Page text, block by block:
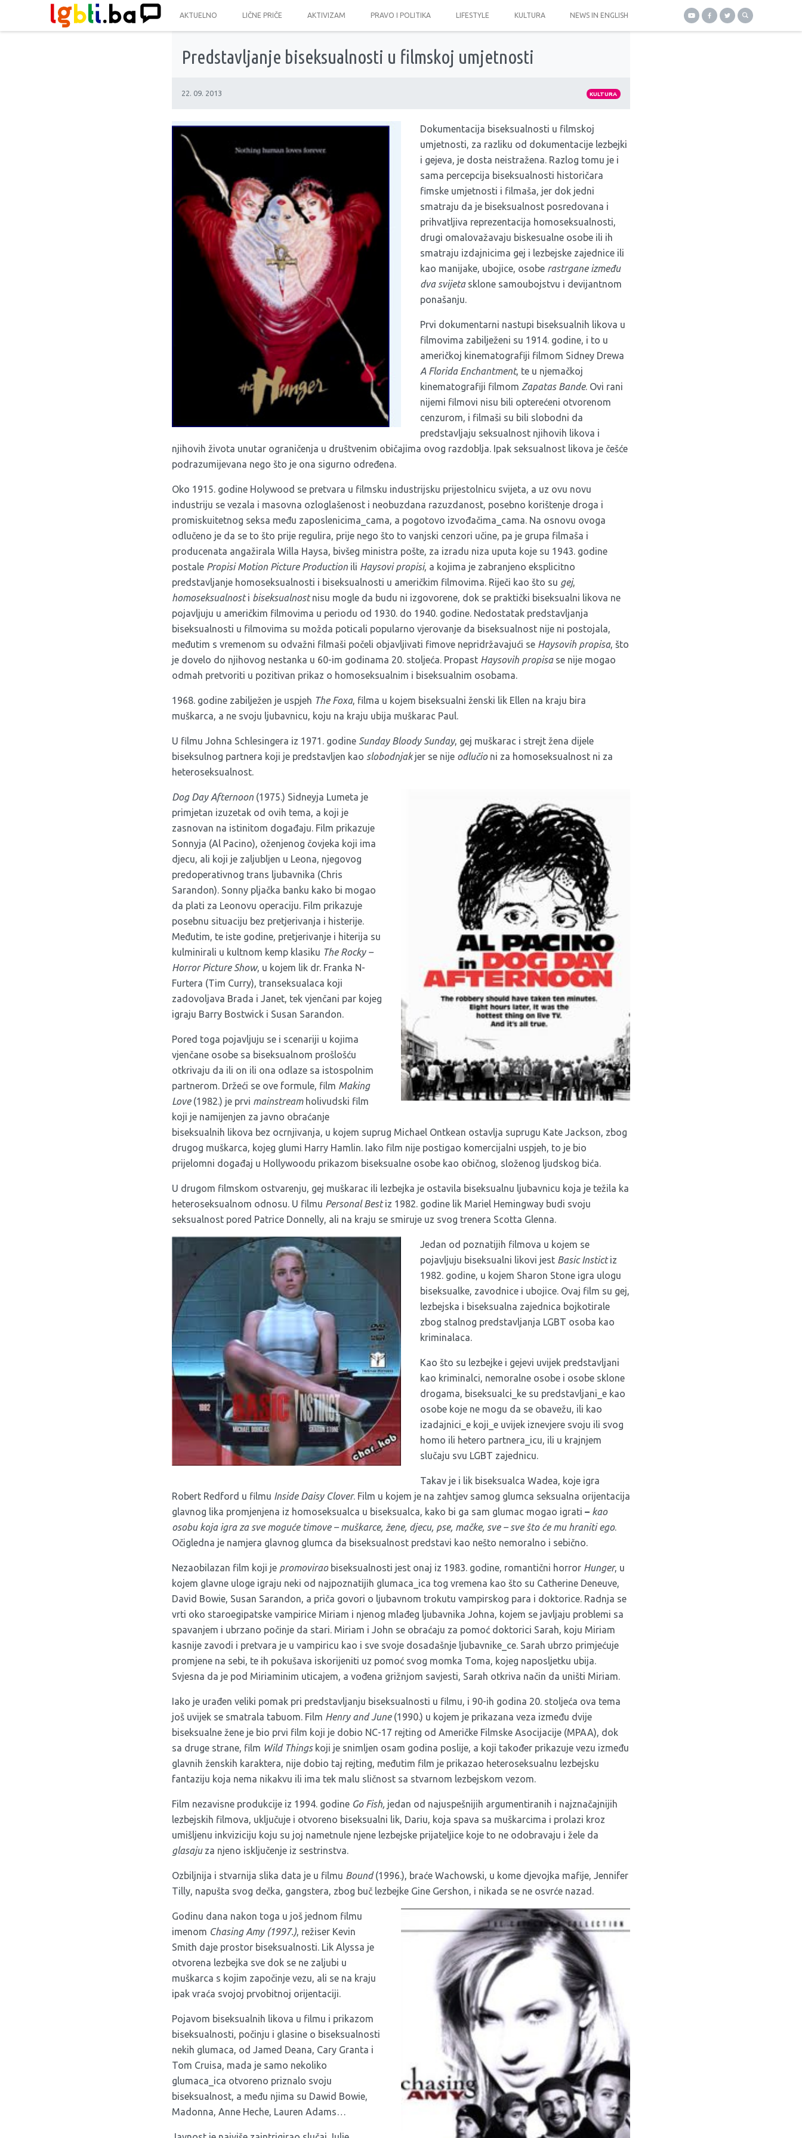
AKTUELNO LIČNE PRIČE AKTIVIZAM PRAVO I POLITIKA LIFESTYLE KULTURA NEWS IN ENGLISH
Predstavljanje biseksualnosti u filmskoj umjetnosti
22. 09. 2013 KULTURA
Dokumentacija biseksualnosti u filmskoj
umjetnosti, za razliku od dokumentacije lezbejki
i gejeva, je dosta neistražena. Razlog tomu je i
sama percepcija biseksualnosti historičara
fimske umjetnosti i filmaša, jer dok jedni
smatraju da je biseksualnost posredovana i
prihvatljiva reprezentacija homoseksualnosti,
drugi omalovažavaju biskesualne osobe ili ih
smatraju izdajnicima gej i lezbejske zajednice ili
kao manijake, ubojice, osobe rastrgane između
dva svijetasklone samoubojstvu i devijantnom
ponašanju.
Prvi dokumentarni nastupi biseksualnih likova u
filmovima zabilježeni su 1914. godine, i to u
američkoj kinematografiji filmom Sidney Drewa
A Florida Enchantment, te u njemačkoj
kinematografiji filmom Zapatas Bande. Ovi rani
nijemi filmovi nisu bili opterećeni otvorenom
cenzurom, i filmaši su bili slobodni da
predstavljaju seksualnost njihovih likova i
njihovih života unutar ograničenja u društvenim običajima ovog razdoblja. Ipak seksualnost likova je češće
podrazumijevana nego što je ona sigurno određena.
Oko 1915. godine Holywood se pretvara u filmsku industrijsku prijestolnicu svijeta, a uz ovu novu
industriju se vezala i masovna ozloglašenost i neobuzdana razuzdanost, posebno korištenje droga i
promiskuitetnog seksa među zaposlenicima_cama, a pogotovo izvođačima_cama. Na osnovu ovoga
odlučeno je da se to što prije regulira, prije nego što to vanjski cenzori učine, pa je grupa filmaša i
producenata angažirala Willa Haysa, bivšeg ministra pošte, za izradu niza uputa koje su 1943. godine
postale Propisi Motion Picture Production ili Haysovi propisi, a kojima je zabranjeno eksplicitno
predstavljanje homoseksualnosti i biseksualnosti u američkim filmovima. Riječi kao što su gej,
homoseksualnosti biseksualnostnisu mogle da budu ni izgovorene, dok se praktički biseksualni likova ne
pojavljuju u američkim filmovima u periodu od 1930. do 1940. godine. Nedostatak predstavljanja
biseksualnosti u filmovima su možda poticali popularno vjerovanje da biseksualnost nije ni postojala,
međutim s vremenom su odvažni filmaši počeli objavljivati fimove nepridržavajući se Haysovih propisa, što
je dovelo do njihovog nestanka u 60-im godinama 20. stoljeća. Propast Haysovih propisase nije mogao
odmah pretvoriti u pozitivan prikaz o homoseksualnim i biseksualnim osobama.
1968. godine zabilježen je uspjeh The Foxa, filma u kojem biseksualni ženski lik Ellen na kraju bira
muškarca, a ne svoju ljubavnicu, koju na kraju ubija muškarac Paul.
U filmu Johna Schlesingera iz 1971. godine SundayBloodySunday, gej muškarac i strejt žena dijele
biseksulnog partnera koji je predstavljen kao slobodnjakjer se nije odlučioni za homoseksualnost ni za
heteroseksualnost.
DogDayAfternoon (1975.) Sidneyja Lumeta je
primjetan izuzetak od ovih tema, a koji je
zasnovan na istinitom događaju. Film prikazuje
Sonnyja (Al Pacino), oženjenog čovjeka koji ima
djecu, ali koji je zaljubljen u Leona, njegovog
predoperativnog trans ljubavnika (Chris
Sarandon). Sonny pljačka banku kako bi mogao
da plati za Leonovu operaciju. Film prikazuje
posebnu situaciju bez pretjerivanja i histerije.
Međutim, te iste godine, pretjerivanje i hiterija su
kulminirali u kultnom kemp klasiku TheRocky–
HorrorPictureShow, u kojem lik dr. Franka N-
Furtera (Tim Curry), transeksualaca koji
zadovoljava Brada i Janet, tek vjenčani par kojeg
igraju Barry Bostwick i Susan Sarandon.
Pored toga pojavljuju se i scenariji u kojima
vjenčane osobe sa biseksualnom prošlošću
otkrivaju da ili on ili ona odlaze sa istospolnim
partnerom. Držeći se ove formule, film Making
Love(1982.) je prvi mainstreamholivudski film
koji je namijenjen za javno obraćanje
biseksualnih likova bez ocrnjivanja, u kojem suprug Michael Ontkean ostavlja suprugu Kate Jackson, zbog
drugog muškarca, kojeg glumi Harry Hamlin. Iako film nije postigao komercijalni uspjeh, to je bio
prijelomni događaj u Hollywoodu prikazom biseksualne osobe kao običnog, složenog ljudskog bića.
U drugom filmskom ostvarenju, gej muškarac ili lezbejka je ostavila biseksualnu ljubavnicu koja je težila ka
heteroseksualnom odnosu. U filmu Personal Bestiz 1982. godine lik Mariel Hemingway budi svoju
seksualnost pored Patrice Donnelly, ali na kraju se smiruje uz svog trenera Scotta Glenna.
Jedan od poznatijih filmova u kojem se
pojavljuju biseksualni likovi jest Basic Instictiz
1982. godine, u kojem Sharon Stone igra ulogu
biseksualke, zavodnice i ubojice. Ovaj film su gej,
lezbejska i biseksualna zajednica bojkotirale
zbog stalnog predstavljanja LGBT osoba kao
kriminalaca.
Kao što su lezbejke i gejevi uvijek predstavljani
kao kriminalci, nemoralne osobe i osobe sklone
drogama, biseksualci_ke su predstavljani_e kao
osobe koje ne mogu da se obavežu, ili kao
izadajnici_e koji_e uvijek iznevjere svoju ili svog
homo ili hetero partnera_icu, ili u krajnjem
slučaju svu LGBT zajednicu.
Takav je i lik biseksualca Wadea, koje igra
Robert Redford u filmu InsideDaisyClover. Film u kojem je na zahtjev samog glumca seksualna orijentacija
glavnog lika promjenjena iz homoseksualca u biseksualca, kako bi ga sam glumac mogao igrati – kao
osobukojaigrazasvemogućetimove– muškarce, žene, djecu, pse, mačke, sve– sveštoćemuhranitiego.
Očigledna je namjera glavnog glumca da biseksualnost predstavi kao nešto nemoralno i sebično.
Nezaobilazan film koji je promoviraobiseksualnosti jest onaj iz 1983. godine, romantični horror Hunger, u
kojem glavne uloge igraju neki od najpoznatijih glumaca_ica tog vremena kao što su Catherine Deneuve,
David Bowie, Susan Sarandon, a priča govori o ljubavnom trokutu vampirskog para i doktorice. Radnja se
vrti oko staroegipatske vampirice Miriam i njenog mlađeg ljubavnika Johna, kojem se javljaju problemi sa
spavanjem i ubrzano počinje da stari. Miriam i John se obraćaju za pomoć doktorici Sarah, koju Miriam
kasnije zavodi i pretvara je u vampiricu kao i sve svoje dosadašnje ljubavnike_ce. Sarah ubrzo primjećuje
promjene na sebi, te ih pokušava iskorijeniti uz pomoć svog momka Toma, kojeg naposljetku ubija.
Svjesna da je pod Miriaminim uticajem, a vođena grižnjom savjesti, Sarah otkriva način da uništi Miriam.
Iako je urađen veliki pomak pri predstavljanju biseksualnosti u filmu, i 90-ih godina 20. stoljeća ova tema
još uvijek se smatrala tabuom. Film HenryandJune(1990.) u kojem je prikazana veza između dvije
biseksualne žene je bio prvi film koji je dobio NC-17 rejting od Američke Filmske Asocijacije (MPAA), dok
sa druge strane, film WildThingskoji je snimljen osam godina poslije, a koji također prikazuje vezu između
glavnih ženskih karaktera, nije dobio taj rejting, međutim film je prikazao heteroseksualnu lezbejsku
fantaziju koja nema nikakvu ili ima tek malu sličnost sa stvarnom lezbejskom vezom.
Film nezavisne produkcije iz 1994. godine GoFish, jedan od najuspešnijih argumentiranih i najznačajnijih
lezbejskih filmova, uključuje i otvoreno biseksualni lik, Dariu, koja spava sa muškarcima i prolazi kroz
umišljenu inkviziciju koju su joj nametnule njene lezbejske prijateljice koje to ne odobravaju i žele da
glasajuza njeno isključenje iz sestrinstva.
Ozbiljnija i stvarnija slika data je u filmu Bound (1996.), braće Wachowski, u kome djevojka mafije, Jennifer
Tilly, napušta svog dečka, gangstera, zbog buč lezbejke Gine Gershon, i nikada se ne osvrće nazad.
Godinu dana nakon toga u još jednom filmu
imenom Chasing Amy (1997.), režiser Kevin
Smith daje prostor biseksualnosti. Lik Alyssa je
otvorena lezbejka sve dok se ne zaljubi u
muškarca s kojim započinje vezu, ali se na kraju
ipak vraća svojoj prvobitnoj orijentaciji.
Pojavom biseksualnih likova u filmu i prikazom
biseksualnosti, počinju i glasine o biseksualnosti
nekih glumaca, od Jamed Deana, Cary Granta i
Tom Cruisa, mada je samo nekoliko
glumaca_ica otvoreno priznalo svoju
biseksualnost, a među njima su Dawid Bowie,
Madonna, Anne Heche, Lauren Adams…